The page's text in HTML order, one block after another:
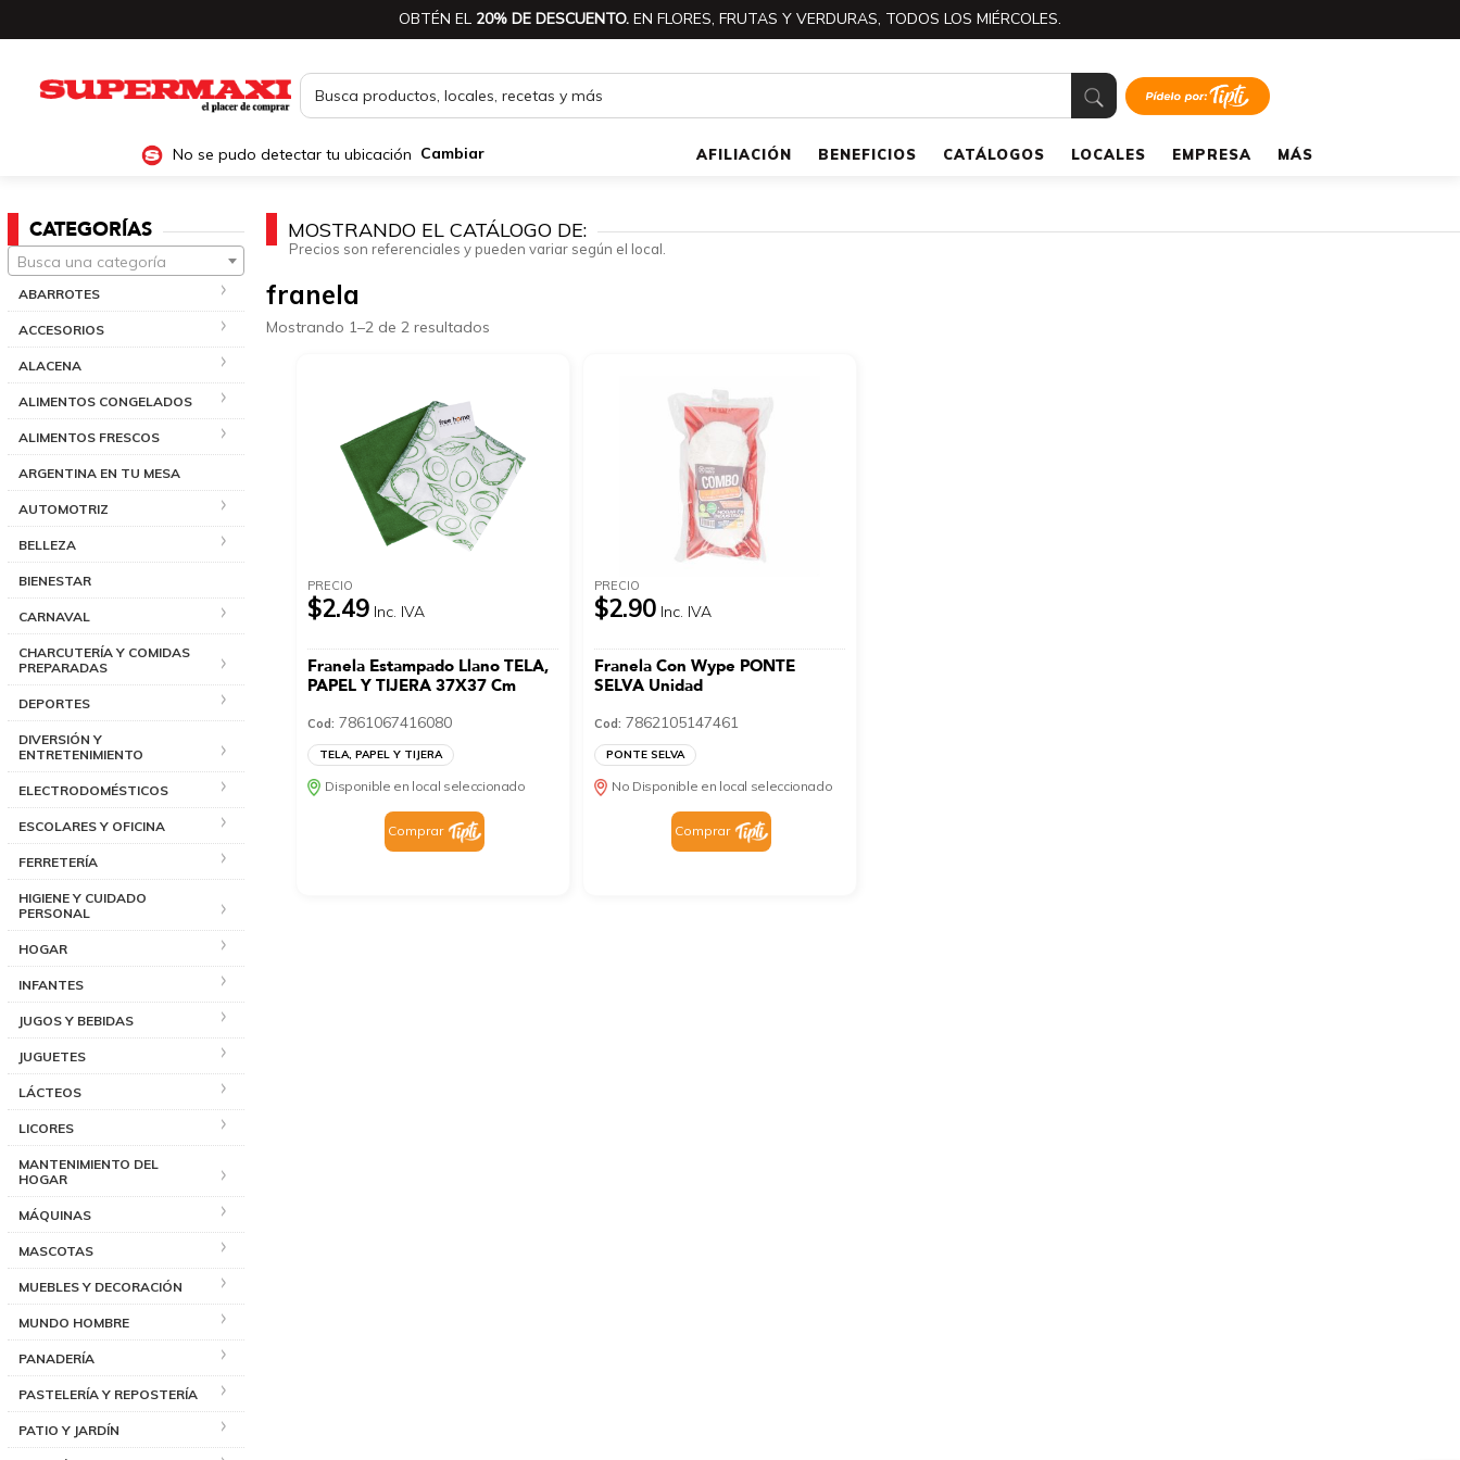
OBTÉN EL 20% DE DESCUENTO. EN FLORES, FRUTAS Y VERDURAS, TODOS LOS MIÉRCOLES.
No se pudo detectar tu ubicación Cambiar AFILIACIÓN BENEFICIOS CATÁLOGOS LOCALES EMPRESA MÁS
CATEGORÍAS
Busca una categoría
ABARROTES
ACCESORIOS
ALACENA
ALIMENTOS CONGELADOS
ALIMENTOS FRESCOS
ARGENTINA EN TU MESA
AUTOMOTRIZ
BELLEZA
BIENESTAR
CARNAVAL
CHARCUTERÍA Y COMIDAS
PREPARADAS
DEPORTES
DIVERSIÓN Y
ENTRETENIMIENTO
ELECTRODOMÉSTICOS
ESCOLARES Y OFICINA
FERRETERÍA
HIGIENE Y CUIDADO
PERSONAL
HOGAR
INFANTES
JUGOS Y BEBIDAS
JUGUETES
LÁCTEOS
LICORES
MANTENIMIENTO DEL
HOGAR
MÁQUINAS
MASCOTAS
MUEBLES Y DECORACIÓN
MUNDO HOMBRE
PANADERÍA
PASTELERÍA Y REPOSTERÍA
PATIO Y JARDÍN
MOSTRANDO EL CATÁLOGO DE:
Precios son referenciales y pueden variar según el local.
franela
Mostrando 1–2 de 2 resultados
PRECIO
$2.49 Inc. IVA
Franela Estampado Llano TELA,
PAPEL Y TIJERA 37X37 Cm
Cod: 7861067416080
TELA, PAPEL Y TIJERA
Disponible en local seleccionado
Comprar
PRECIO
$2.90 Inc. IVA
Franela Con Wype PONTE
SELVA Unidad
Cod: 7862105147461
PONTE SELVA
No Disponible en local seleccionado
Comprar